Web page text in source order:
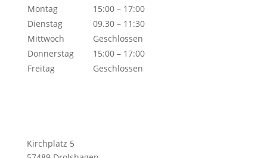
Montag
15:00 – 17:00
Dienstag
09.30 – 11:30
Mittwoch
Geschlossen
Donnerstag
15:00 – 17:00
Freitag
Geschlossen
Kirchplatz 5